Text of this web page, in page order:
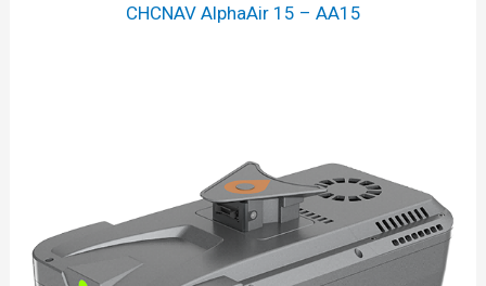
CHCNAV AlphaAir 15 – AA15